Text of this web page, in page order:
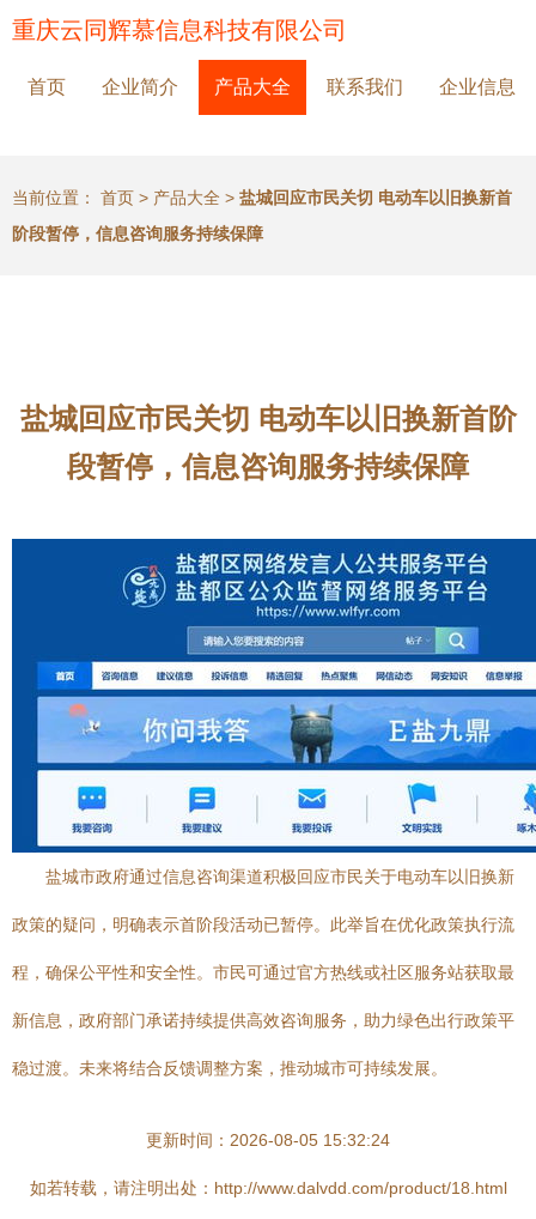
重庆云同辉慕信息科技有限公司
首页 企业简介 产品大全 联系我们 企业信息
当前位置： 首页 > 产品大全 > 盐城回应市民关切 电动车以旧换新首
阶段暂停，信息咨询服务持续保障
盐城回应市民关切 电动车以旧换新首阶
段暂停，信息咨询服务持续保障
盐城市政府通过信息咨询渠道积极回应市民关于电动车以旧换新
政策的疑问，明确表示首阶段活动已暂停。此举旨在优化政策执行流
程，确保公平性和安全性。市民可通过官方热线或社区服务站获取最
新信息，政府部门承诺持续提供高效咨询服务，助力绿色出行政策平
稳过渡。未来将结合反馈调整方案，推动城市可持续发展。
更新时间：2026-08-05 15:32:24
如若转载，请注明出处：http://www.dalvdd.com/product/18.html